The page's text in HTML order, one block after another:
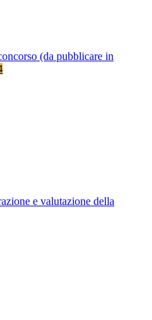
(da pubblicare in
e valutazione della